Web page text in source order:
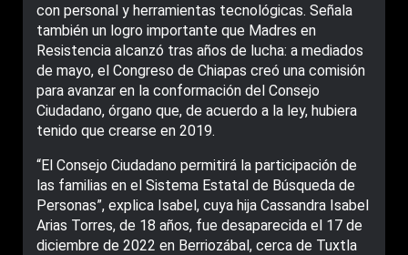
con personal y herramientas tecnológicas. Señala
también un logro importante que Madres en
Resistencia alcanzó tras años de lucha: a mediados
de mayo, el Congreso de Chiapas creó una comisión
para avanzar en la conformación del Consejo
Ciudadano, órgano que, de acuerdo a la ley, hubiera
tenido que crearse en 2019.
“El Consejo Ciudadano permitirá la participación de
las familias en el Sistema Estatal de Búsqueda de
Personas”, explica Isabel, cuya hija Cassandra Isabel
Arias Torres, de 18 años, fue desaparecida el 17 de
diciembre de 2022 en Berriozábal, cerca de Tuxtla